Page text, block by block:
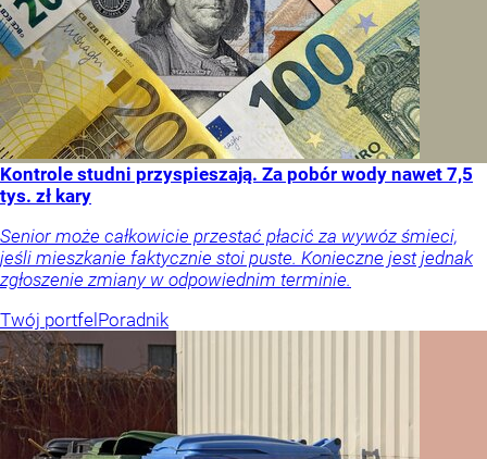
Kontrole studni przyspieszają. Za pobór wody nawet 7,5
tys. zł kary
Senior może całkowicie przestać płacić za wywóz śmieci,
jeśli mieszkanie faktycznie stoi puste. Konieczne jest jednak
zgłoszenie zmiany w odpowiednim terminie.
Twój portfelPoradnik